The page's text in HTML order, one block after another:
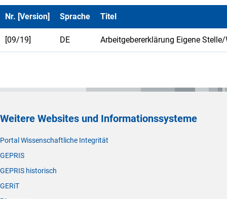
Nr. [Version] Sprache Titel
[09/19] DE Arbeitgebererklärung Eigene Stelle/
Weitere Websites und Informationssysteme
Portal Wissenschaftliche Integrität
GEPRIS
GEPRIS historisch
GERiT